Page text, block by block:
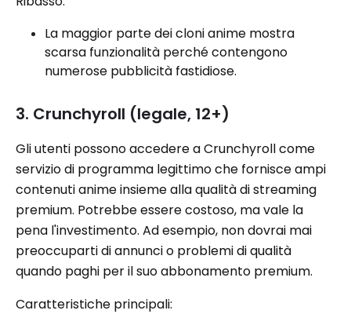
La maggior parte dei cloni anime mostra
scarsa funzionalità perché contengono
numerose pubblicità fastidiose.
3. Crunchyroll (legale, 12+)
Gli utenti possono accedere a Crunchyroll come
servizio di programma legittimo che fornisce ampi
contenuti anime insieme alla qualità di streaming
premium. Potrebbe essere costoso, ma vale la
pena l'investimento. Ad esempio, non dovrai mai
preoccuparti di annunci o problemi di qualità
quando paghi per il suo abbonamento premium.
Caratteristiche principali: